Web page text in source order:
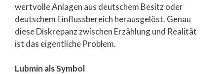
wertvolle Anlagen aus deutschem Besitz oder
deutschem Einflussbereich herausgelöst. Genau
diese Diskrepanz zwischen Erzählung und Realität
ist das eigentliche Problem.
Lubmin als Symbol